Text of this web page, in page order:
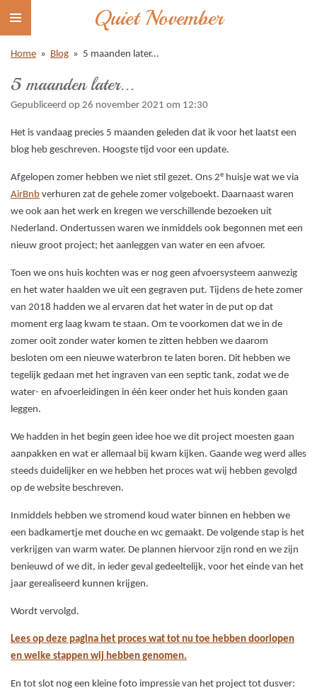
Ga
naar
hoofdinhoud
Quiet November
Home » Blog » 5 maanden later...
5 maanden later...
Gepubliceerd op 26 november 2021 om 12:30
Het is vandaag precies 5 maanden geleden dat ik voor het laatst een
blog heb geschreven. Hoogste tijd voor een update.
Afgelopen zomer hebben we niet stil gezet. Ons 2e huisje wat we via
AirBnb verhuren zat de gehele zomer volgeboekt. Daarnaast waren
we ook aan het werk en kregen we verschillende bezoeken uit
Nederland. Ondertussen waren we inmiddels ook begonnen met een
nieuw groot project; het aanleggen van water en een afvoer.
Toen we ons huis kochten was er nog geen afvoersysteem aanwezig
en het water haalden we uit een gegraven put. Tijdens de hete zomer
van 2018 hadden we al ervaren dat het water in de put op dat
moment erg laag kwam te staan. Om te voorkomen dat we in de
zomer ooit zonder water komen te zitten hebben we daarom
besloten om een nieuwe waterbron te laten boren. Dit hebben we
tegelijk gedaan met het ingraven van een septic tank, zodat we de
water- en afvoerleidingen in één keer onder het huis konden gaan
leggen.
We hadden in het begin geen idee hoe we dit project moesten gaan
aanpakken en wat er allemaal bij kwam kijken. Gaande weg werd alles
steeds duidelijker en we hebben het proces wat wij hebben gevolgd
op de website beschreven.
Inmiddels hebben we stromend koud water binnen en hebben we
een badkamertje met douche en wc gemaakt. De volgende stap is het
verkrijgen van warm water. De plannen hiervoor zijn rond en we zijn
benieuwd of we dit, in ieder geval gedeeltelijk, voor het einde van het
jaar gerealiseerd kunnen krijgen.
Wordt vervolgd.
Lees op deze pagina het proces wat tot nu toe hebben doorlopen
en welke stappen wij hebben genomen.
En tot slot nog een kleine foto impressie van het project tot dusver: